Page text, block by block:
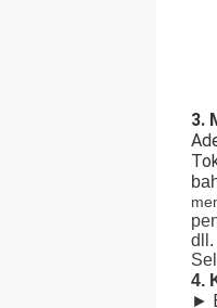
3.
dll.
4.
►